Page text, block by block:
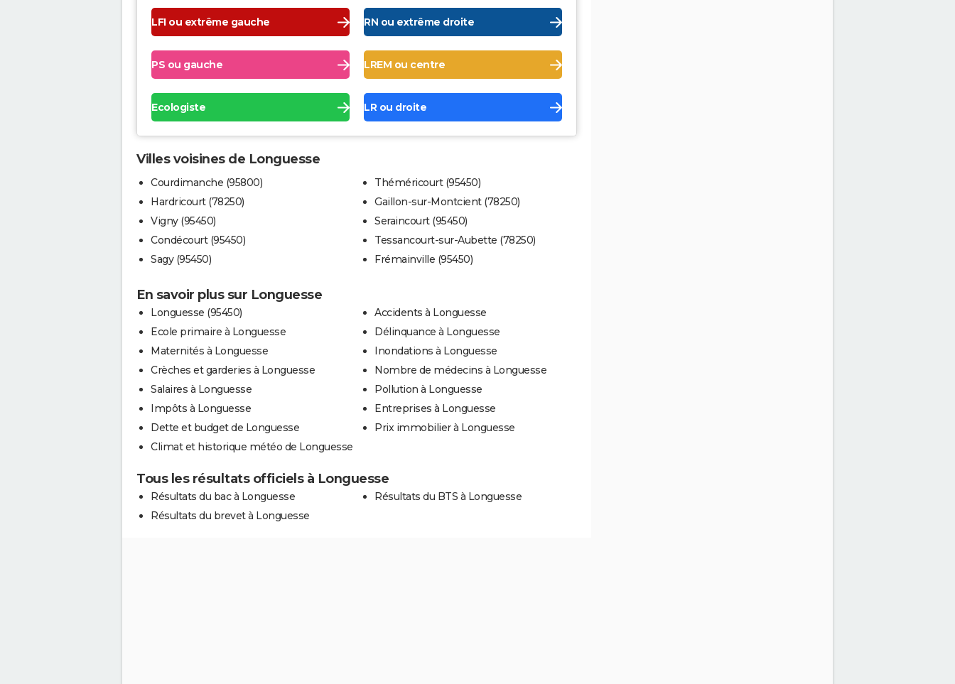
LFI ou extrême gauche RN ou extrême droite
PS ou gauche LREM ou centre
Ecologiste LR ou droite
Villes voisines de Longuesse
Courdimanche (95800)
Hardricourt (78250)
Vigny (95450)
Condécourt (95450)
Sagy (95450)
Théméricourt (95450)
Gaillon-sur-Montcient (78250)
Seraincourt (95450)
Tessancourt-sur-Aubette (78250)
Frémainville (95450)
En savoir plus sur Longuesse
Longuesse (95450)
Ecole primaire à Longuesse
Maternités à Longuesse
Crèches et garderies à Longuesse
Salaires à Longuesse
Impôts à Longuesse
Dette et budget de Longuesse
Climat et historique météo de Longuesse
Accidents à Longuesse
Délinquance à Longuesse
Inondations à Longuesse
Nombre de médecins à Longuesse
Pollution à Longuesse
Entreprises à Longuesse
Prix immobilier à Longuesse
Tous les résultats officiels à Longuesse
Résultats du bac à Longuesse
Résultats du brevet à Longuesse
Résultats du BTS à Longuesse